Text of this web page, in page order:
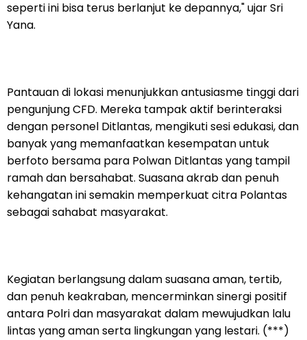
seperti ini bisa terus berlanjut ke depannya," ujar Sri
Yana.
Pantauan di lokasi menunjukkan antusiasme tinggi dari
pengunjung CFD. Mereka tampak aktif berinteraksi
dengan personel Ditlantas, mengikuti sesi edukasi, dan
banyak yang memanfaatkan kesempatan untuk
berfoto bersama para Polwan Ditlantas yang tampil
ramah dan bersahabat. Suasana akrab dan penuh
kehangatan ini semakin memperkuat citra Polantas
sebagai sahabat masyarakat.
Kegiatan berlangsung dalam suasana aman, tertib,
dan penuh keakraban, mencerminkan sinergi positif
antara Polri dan masyarakat dalam mewujudkan lalu
lintas yang aman serta lingkungan yang lestari. (***)